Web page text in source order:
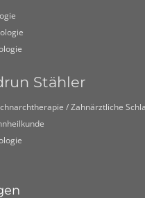
Stähler
/ Zahnärztliche